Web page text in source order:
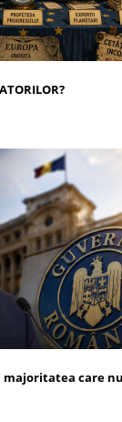
majoritatea care